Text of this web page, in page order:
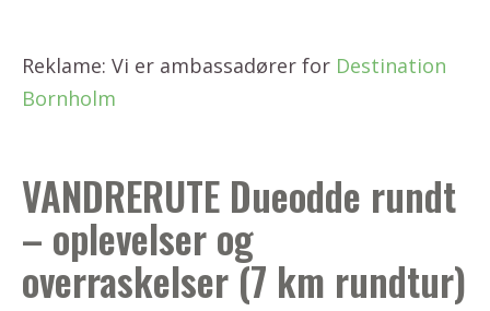
Reklame: Vi er ambassadører for Destination
Bornholm
VANDRERUTE Dueodde rundt
– oplevelser og
overraskelser (7 km rundtur)